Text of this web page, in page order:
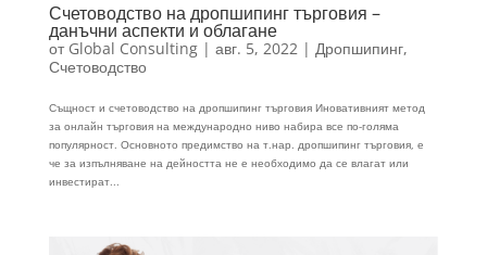
Счетоводство на дропшипинг търговия –
данъчни аспекти и облагане
от Global Consulting| авг. 5, 2022| Дропшипинг,
Счетоводство
Същност и счетоводство на дропшипинг търговия Иновативният метод
за онлайн търговия на международно ниво набира все по-голяма
популярност. Основното предимство на т.нар. дропшипинг търговия, е
че за изпълняване на дейността не е необходимо да се влагат или
инвестират...